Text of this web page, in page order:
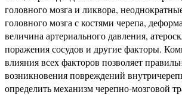
головного мозга и ликвора,
головного мозга с костями черепа,
величина артериального давления,
поражения сосудов и другие факторы.
влияния всех факторов позволяет
возникновения повреждений
определить механизм черепно-мозговой